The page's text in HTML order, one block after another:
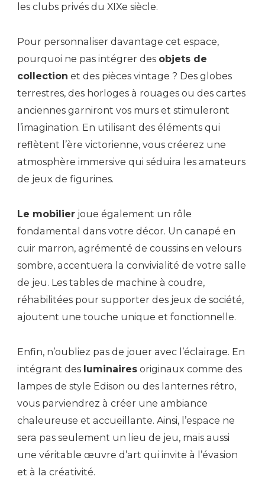
les clubs privés du XIXe siècle.
Pour personnaliser davantage cet espace,
pourquoi ne pas intégrer des objets de
collection et des pièces vintage ? Des globes
terrestres, des horloges à rouages ou des cartes
anciennes garniront vos murs et stimuleront
l’imagination. En utilisant des éléments qui
reflètent l’ère victorienne, vous créerez une
atmosphère immersive qui séduira les amateurs
de jeux de figurines.
Le mobilier joue également un rôle
fondamental dans votre décor. Un canapé en
cuir marron, agrémenté de coussins en velours
sombre, accentuera la convivialité de votre salle
de jeu. Les tables de machine à coudre,
réhabilitées pour supporter des jeux de société,
ajoutent une touche unique et fonctionnelle.
Enfin, n’oubliez pas de jouer avec l’éclairage. En
intégrant des luminaires originaux comme des
lampes de style Edison ou des lanternes rétro,
vous parviendrez à créer une ambiance
chaleureuse et accueillante. Ainsi, l’espace ne
sera pas seulement un lieu de jeu, mais aussi
une véritable œuvre d’art qui invite à l’évasion
et à la créativité.